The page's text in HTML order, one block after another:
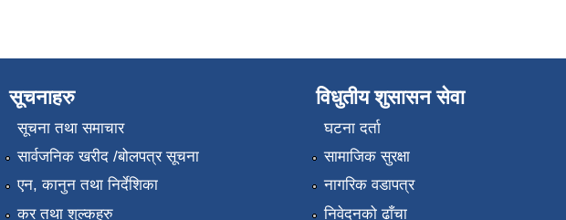
सूचनाहरु
सूचना तथा समाचार
सार्वजनिक खरीद /बोलपत्र सूचना
एन, कानुन तथा निर्देशिका
कर तथा शुल्कहरु
विधुतीय शुसासन सेवा
घटना दर्ता
सामाजिक सुरक्षा
नागरिक वडापत्र
निवेदनको ढाँचा